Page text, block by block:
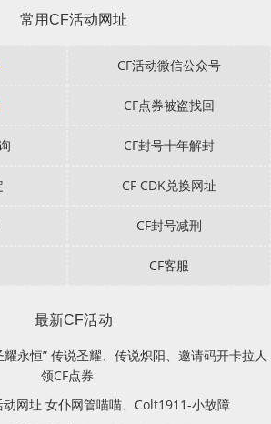
常用CF活动网址
CF活动微信公众号
CF点券被盗找回
CF封号十年解封
CF CDK兑换网址
CF封号减刑
CF客服
最新CF活动
耀永恒” 传说圣耀、传说炽阳、邀请码开卡拉人
领CF点券
动网址 女仆网管喵喵、Colt1911-小故障